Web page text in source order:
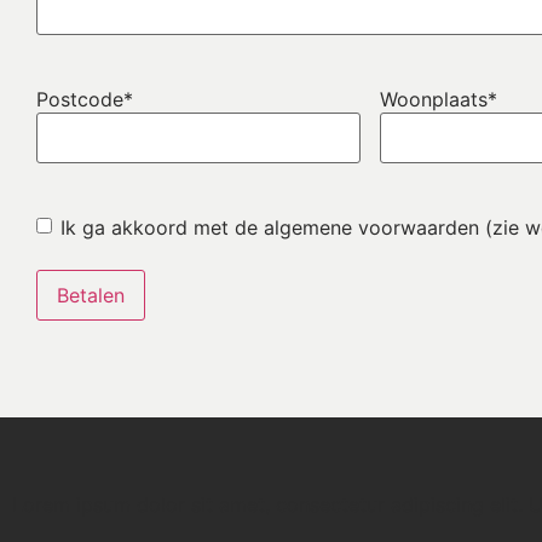
Postcode* Woonplaats*
Instemming*
Ik ga akkoord met de algemene voorwaarden (zie